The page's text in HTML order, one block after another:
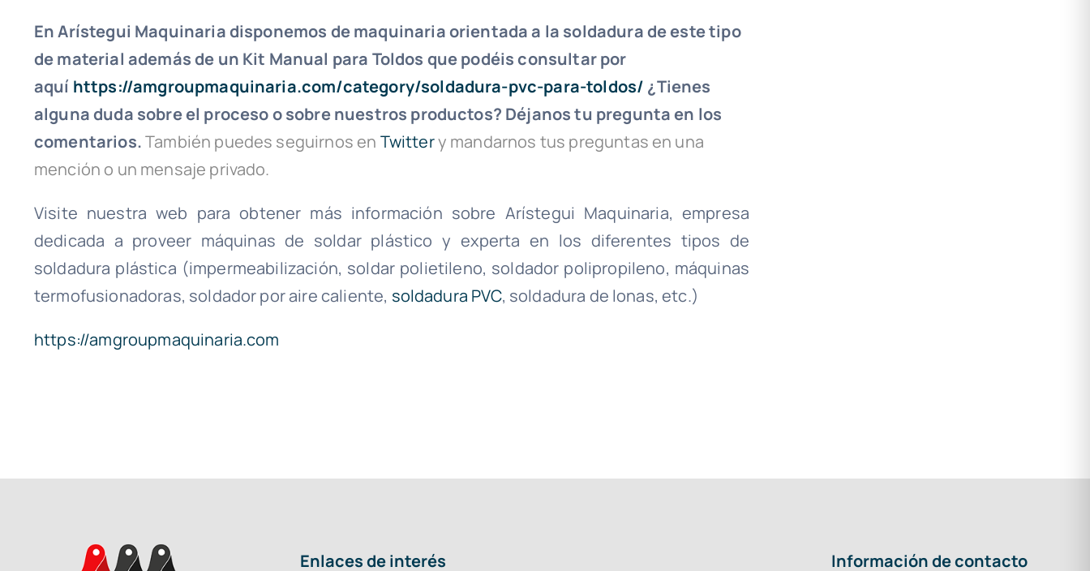
En Arístegui Maquinaria disponemos de maquinaria orientada a la soldadura de este tipo
de material además de un Kit Manual para Toldos que podéis consultar por
aquí https://amgroupmaquinaria.com/category/soldadura-pvc-para-toldos/ ¿Tienes
alguna duda sobre el proceso o sobre nuestros productos? Déjanos tu pregunta en los
comentarios.También puedes seguirnos en Twittery mandarnos tus preguntas en una
mención o un mensaje privado.
Visite nuestra web para obtener más información sobre Arístegui Maquinaria, empresa
dedicada a proveer máquinas de soldar plástico y experta en los diferentes tipos de
soldadura plástica (impermeabilización, soldar polietileno, soldador polipropileno, máquinas
termofusionadoras, soldador por aire caliente, soldadura PVC, soldadura de lonas, etc.)
https://amgroupmaquinaria.com
Enlaces de interés Información de contacto